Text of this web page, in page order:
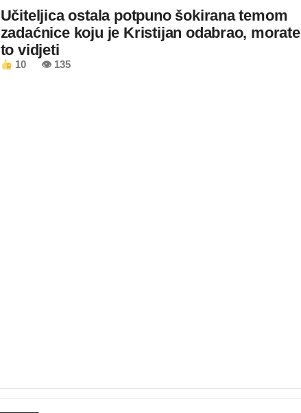
Učiteljica ostala potpuno šokirana temom
zadaćnice koju je Kristijan odabrao, morate
to vidjeti
10 👁 135